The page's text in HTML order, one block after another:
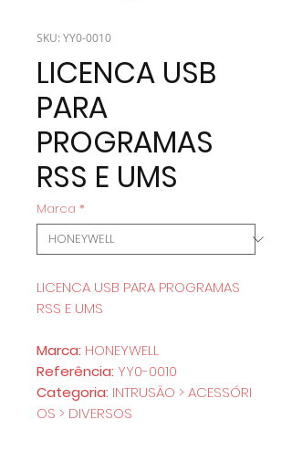
SKU: YY0-0010
LICENCA USB
PARA
PROGRAMAS
RSS E UMS
Marca *
LICENCA USB PARA PROGRAMAS
RSS E UMS
Marca: HONEYWELL
Referência: YY0-0010
Categoria: INTRUSÃO > ACESSÓRI
OS > DIVERSOS